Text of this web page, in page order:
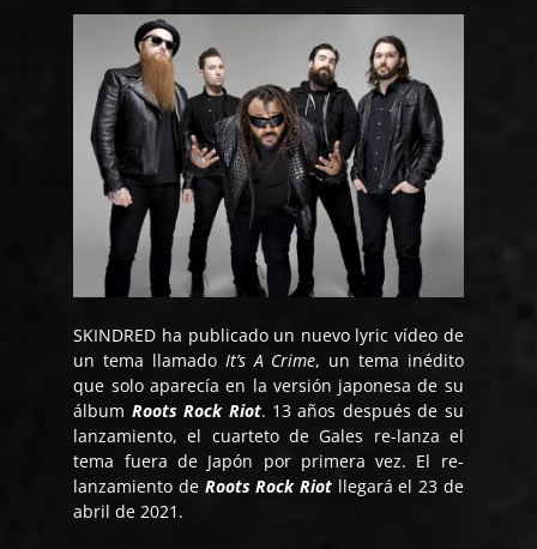
SKINDRED ha publicado un nuevo lyric vídeo de
un tema llamado It’s A Crime, un tema inédito
que solo aparecía en la versión japonesa de su
álbum Roots Rock Riot. 13 años después de su
lanzamiento, el cuarteto de Gales re-lanza el
tema fuera de Japón por primera vez. El re-
lanzamiento de Roots Rock Riot llegará el 23 de
abril de 2021.